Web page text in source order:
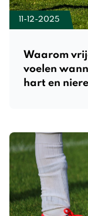
11-12-2025
Waarom
voelen
hart en